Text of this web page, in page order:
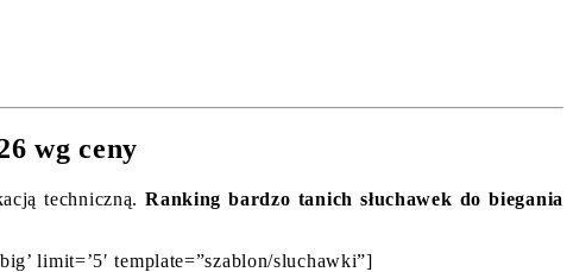
wg ceny
techniczną.Ranking bardzo tanich słuchawek do biegania
limit=’5′ template=”szablon/sluchawki”]